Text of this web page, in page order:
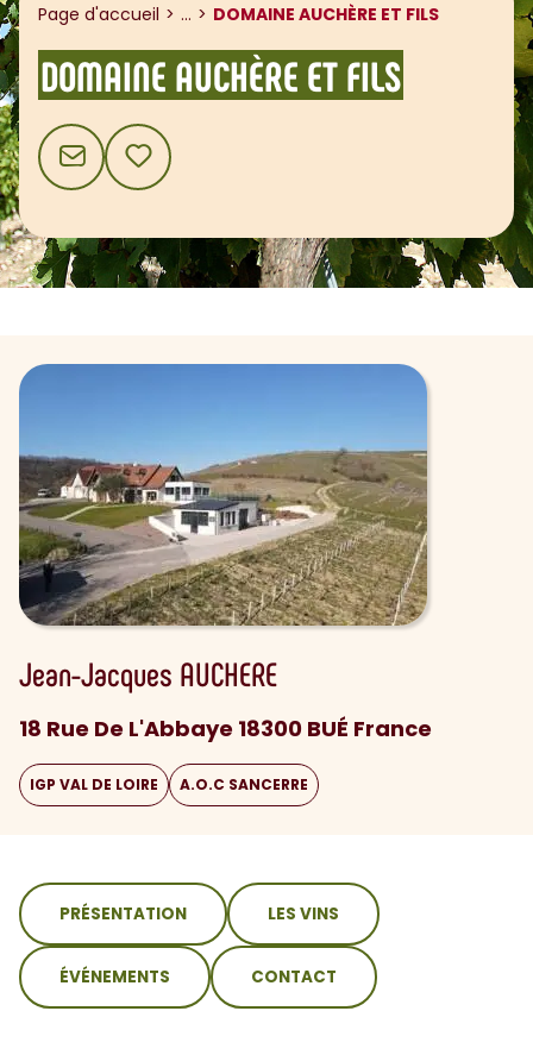
Page d'accueil ... Afficher le fil d'ariane
DOMAINE AUCHÈRE ET FILS
DOMAINE AUCHÈRE ET FILS
CONTACTAJOUTER AUX FAVORIS
Jean-Jacques AUCHERE
18 Rue De L'Abbaye 18300 BUÉ France
IGP VAL DE LOIRE A.O.C SANCERRE
sommaire
PRÉSENTATION LES VINS
ÉVÉNEMENTS CONTACT